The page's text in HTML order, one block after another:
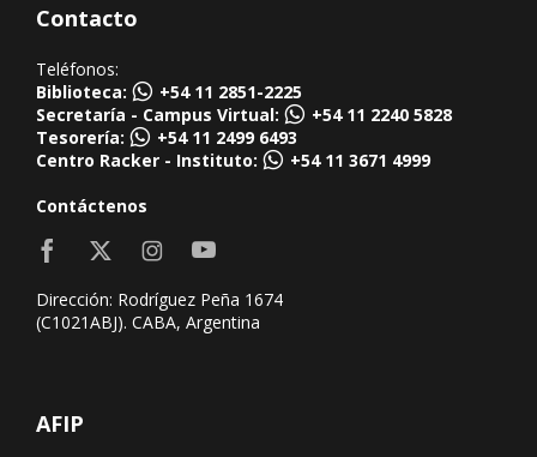
Contacto
Teléfonos:
Biblioteca:
+54 11 2851-2225
Secretaría - Campus Virtual:
+54 11 2240 5828
Tesorería:
+54 11 2499 6493
Centro Racker - Instituto:
+54 11 3671 4999
Contáctenos
Dirección: Rodríguez Peña 1674
(C1021ABJ). CABA, Argentina
AFIP